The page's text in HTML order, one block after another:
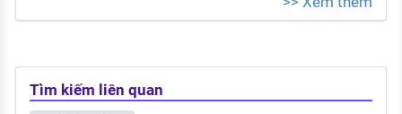
Tìm kiếm liên quan